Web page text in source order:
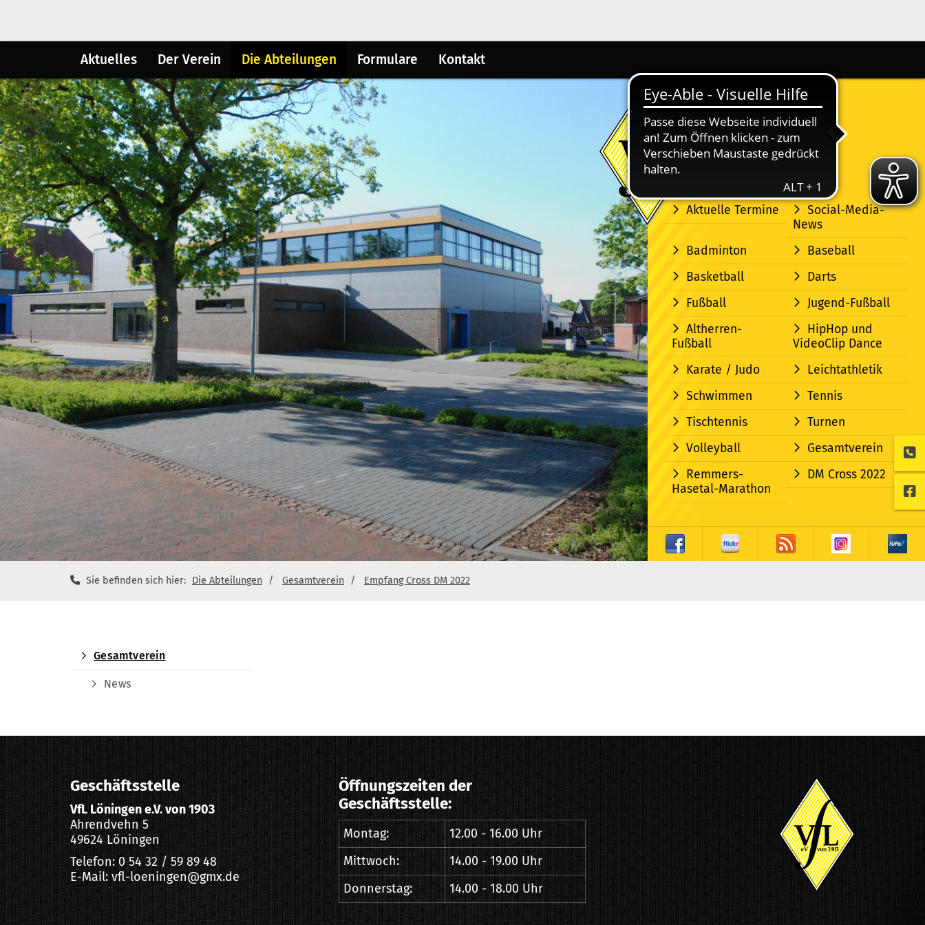
Aktuelles Der Verein Die Abteilungen Formulare Kontakt
Aktuelle Termine
Social-Media-
News
Badminton
Baseball
Basketball
Darts
Fußball
Jugend-Fußball
Altherren-
Fußball
HipHop und
VideoClip Dance
Karate / Judo
Leichtathletik
Schwimmen
Tennis
Tischtennis
Turnen
Volleyball
Gesamtverein
Remmers-
Hasetal-Marathon
DM Cross 2022
Sie befinden sich hier: Die Abteilungen Gesamtverein Empfang Cross DM 2022
Gesamtverein
News
Geschäftsstelle
VfL Löningen e.V. von 1903
Ahrendvehn 5
49624 Löningen
Telefon: 0 54 32 / 59 89 48
E-Mail: vfl-loeningen@gmx.de
Öffnungszeiten der
Geschäftsstelle:
Montag:
12.00 - 16.00 Uhr
Mittwoch:
14.00 - 19.00 Uhr
Donnerstag:
14.00 - 18.00 Uhr